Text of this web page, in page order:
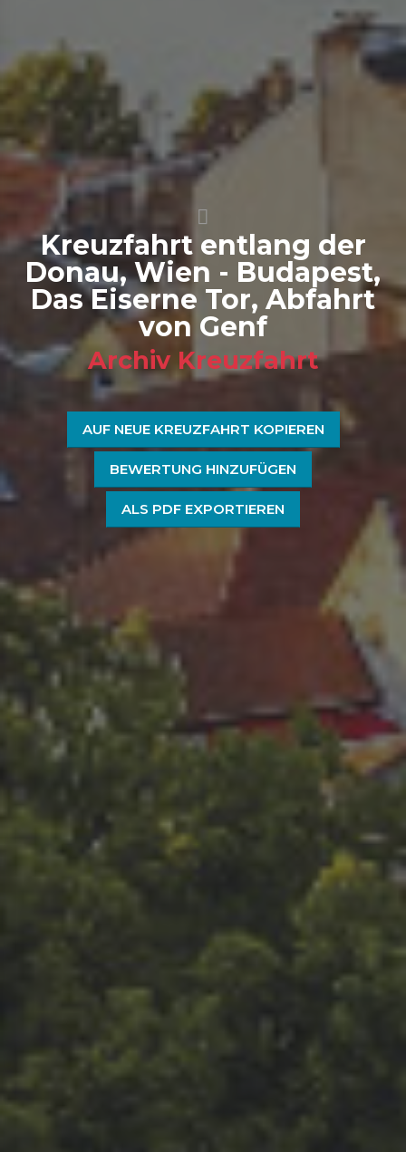
Kreuzfahrt entlang der
Donau, Wien - Budapest,
Das Eiserne Tor, Abfahrt
von Genf
Archiv Kreuzfahrt
AUF NEUE KREUZFAHRT KOPIEREN
BEWERTUNG HINZUFÜGEN
ALS PDF EXPORTIEREN